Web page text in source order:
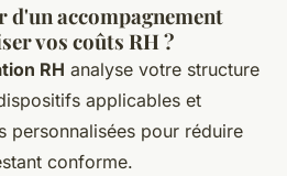
d'un accompagnement
vos coûts RH ?
RH analyse votre structure
applicables et
personnalisées pour réduire
conforme.